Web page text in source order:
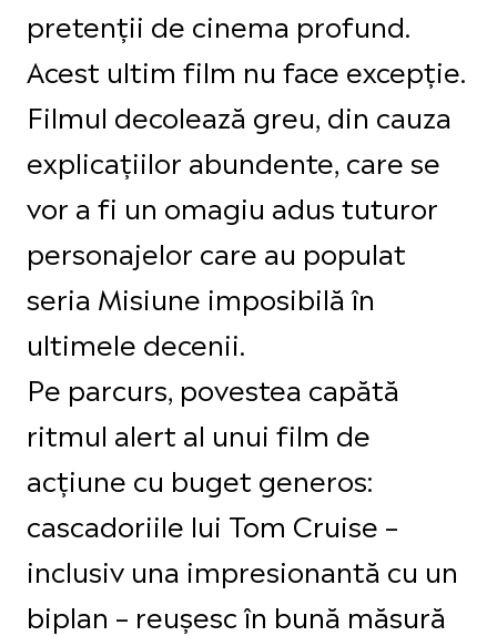
pretenții de cinema profund.
Acest ultim film nu face excepție.
Filmul decolează greu, din cauza
explicațiilor abundente, care se
vor a fi un omagiu adus tuturor
personajelor care au populat
seria Misiune imposibilă în
ultimele decenii.
Pe parcurs, povestea capătă
ritmul alert al unui film de
acțiune cu buget generos:
cascadoriile lui Tom Cruise –
inclusiv una impresionantă cu un
biplan – reușesc în bună măsură